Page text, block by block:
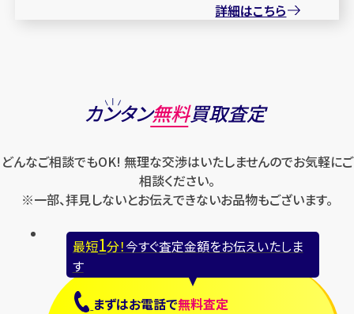
詳細はこちら
カンタン無料買取査定
どんなご相談でもOK! 無理な交渉はいたしませんのでお気軽にご
相談ください。
※一部、拝見しないとお伝えできないお品物もございます。
最短1分！今すぐ査定金額をお伝えいたしま
す
まずはお電話で無料査定